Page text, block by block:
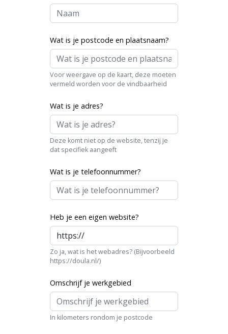
Wat is je postcode en plaatsnaam?
Voor weergave op de kaart, deze moeten
vermeld worden voor de vindbaarheid
Wat is je adres?
Deze komt niet op de website, tenzij je
dat specifiek aangeeft
Wat is je telefoonnummer?
Heb je een eigen website?
Zo ja, wat is het webadres? (Bijvoorbeeld
https://doula.nl/)
Omschrijf je werkgebied
In kilometers rondom je postcode